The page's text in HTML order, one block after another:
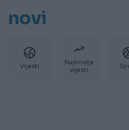
novi
Vijesti
Najnovije
vijesti